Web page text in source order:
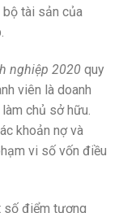
bộ tài sản của
nghiệp 2020 quy
viên là doanh
chủ sở hữu.
khoản nợ và
vi số vốn điều
số điểm tương